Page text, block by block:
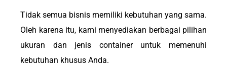
Tidak semua bisnis memiliki kebutuhan yang sama.
Oleh karena itu, kami menyediakan berbagai pilihan
ukuran dan jenis container untuk memenuhi
kebutuhan khusus Anda.